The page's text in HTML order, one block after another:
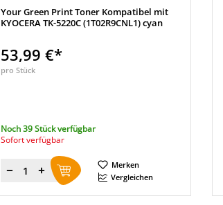
Your Green Print Toner Kompatibel mit
KYOCERA TK-5220C (1T02R9CNL1) cyan
53,99 €*
pro Stück
Noch 39 Stück verfügbar
Sofort verfügbar
Menge
Merken
Vergleichen